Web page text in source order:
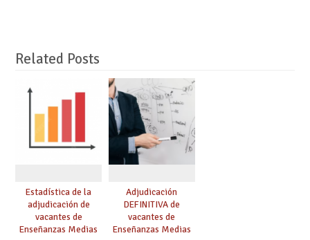
Related Posts
Estadística de la
adjudicación de
vacantes de
Enseñanzas Medias
Adjudicación
DEFINITIVA de
vacantes de
Enseñanzas Medias